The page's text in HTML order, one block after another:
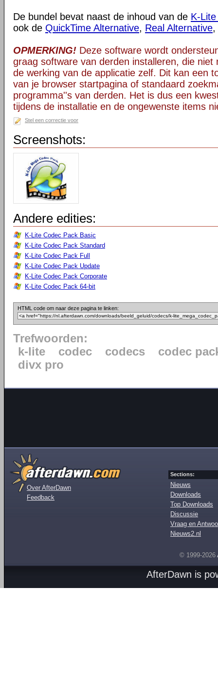
De bundel bevat naast de inhoud van de K-
ook de QuickTime Alternative, Real Alternative,
OPMERKING! Deze software wordt
graag software van derden installeren, die niet
de werking van de applicatie zelf. Dit kan een
van je browser startpagina of standaard
programma''s van derden. Het is dus een
tijdens de installatie en de ongewenste items
Stel een correctie voor
Screenshots:
Andere edities:
K-Lite Codec Pack Basic
K-Lite Codec Pack Standard
K-Lite Codec Pack Full
K-Lite Codec Pack Update
K-Lite Codec Pack Corporate
K-Lite Codec Pack 64-bit
HTML code om naar deze pagina te linken:
Trefwoorden:
k-lite
codec codecs
codec
divx pro
Over AfterDawn
Feedback
Sections:
Nieuws
Downloads
Top Downloads
Discussie
Vraag en
Nieuws2.nl
© 1999-2026
AfterDawn is